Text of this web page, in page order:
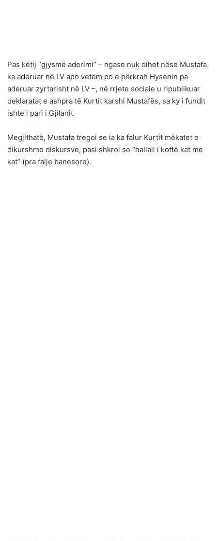
Pas këtij “gjysmë aderimi” – ngase nuk dihet nëse Mustafa
ka aderuar në LV apo vetëm po e përkrah Hysenin pa
aderuar zyrtarisht në LV –, në rrjete sociale u ripublikuar
deklaratat e ashpra të Kurtit karshi Mustafës, sa ky i fundit
ishte i pari i Gjilanit.
Megjithatë, Mustafa tregoi se ia ka falur Kurtit mëkatet e
dikurshme diskursve, pasi shkroi se “hallall i koftë kat me
kat” (pra falje banesore).